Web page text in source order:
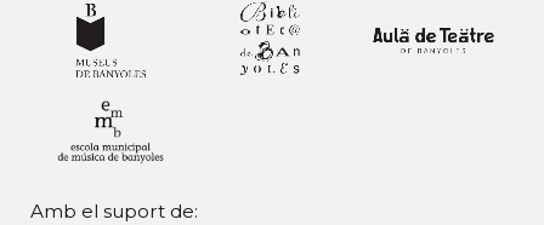
Amb el suport de: